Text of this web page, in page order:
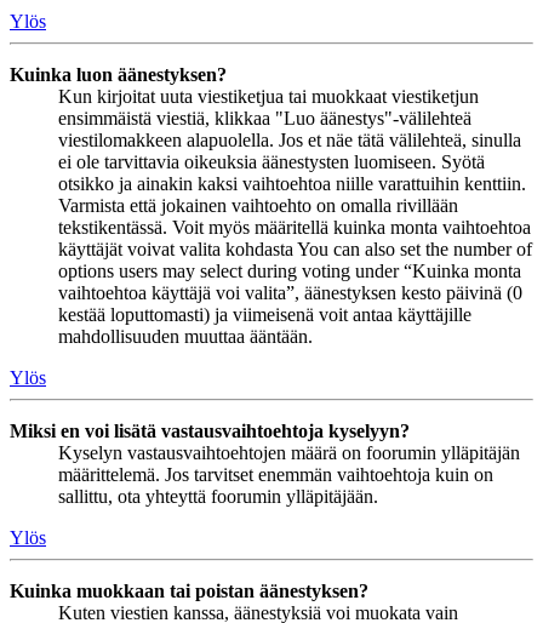
Ylös
Kuinka luon äänestyksen?
Kun kirjoitat uuta viestiketjua tai muokkaat viestiketjun
ensimmäistä viestiä, klikkaa "Luo äänestys"-välilehteä
viestilomakkeen alapuolella. Jos et näe tätä välilehteä, sinulla
ei ole tarvittavia oikeuksia äänestysten luomiseen. Syötä
otsikko ja ainakin kaksi vaihtoehtoa niille varattuihin kenttiin.
Varmista että jokainen vaihtoehto on omalla rivillään
tekstikentässä. Voit myös määritellä kuinka monta vaihtoehtoa
käyttäjät voivat valita kohdasta You can also set the number of
options users may select during voting under “Kuinka monta
vaihtoehtoa käyttäjä voi valita”, äänestyksen kesto päivinä (0
kestää loputtomasti) ja viimeisenä voit antaa käyttäjille
mahdollisuuden muuttaa ääntään.
Ylös
Miksi en voi lisätä vastausvaihtoehtoja kyselyyn?
Kyselyn vastausvaihtoehtojen määrä on foorumin ylläpitäjän
määrittelemä. Jos tarvitset enemmän vaihtoehtoja kuin on
sallittu, ota yhteyttä foorumin ylläpitäjään.
Ylös
Kuinka muokkaan tai poistan äänestyksen?
Kuten viestien kanssa, äänestyksiä voi muokata vain